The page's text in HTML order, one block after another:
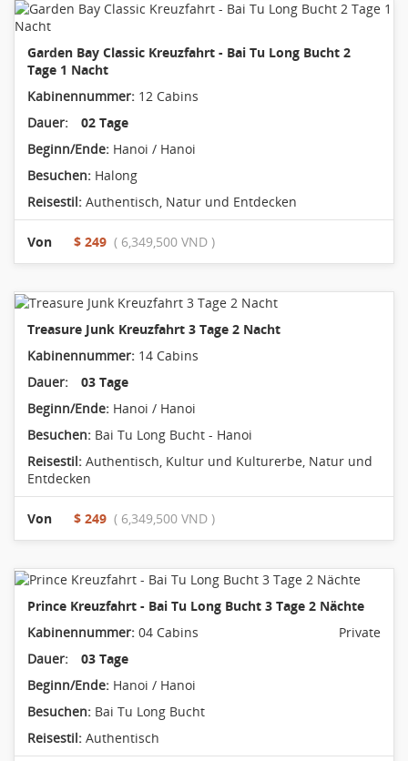
Garden Bay Classic Kreuzfahrt - Bai Tu Long Bucht 2
Tage 1 Nacht
Kabinennummer: 12 Cabins
Dauer:
02 Tage
Beginn/Ende: Hanoi / Hanoi
Besuchen: Halong
Reisestil: Authentisch, Natur und Entdecken
Von $ 249 ( 6,349,500 VND )
Treasure Junk Kreuzfahrt 3 Tage 2 Nacht
Kabinennummer: 14 Cabins
Dauer:
03 Tage
Beginn/Ende: Hanoi / Hanoi
Besuchen: Bai Tu Long Bucht - Hanoi
Reisestil: Authentisch, Kultur und Kulturerbe, Natur und
Entdecken
Von $ 249 ( 6,349,500 VND )
Prince Kreuzfahrt - Bai Tu Long Bucht 3 Tage 2 Nächte
Kabinennummer: 04 Cabins
Private
Dauer:
03 Tage
Beginn/Ende: Hanoi / Hanoi
Besuchen: Bai Tu Long Bucht
Reisestil: Authentisch